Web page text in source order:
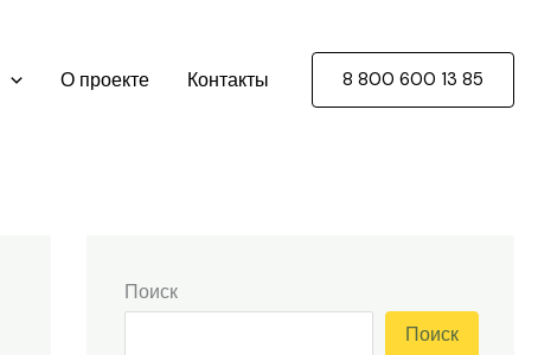
О проекте Контакты 8 800 600 13 85
Поиск
Поиск